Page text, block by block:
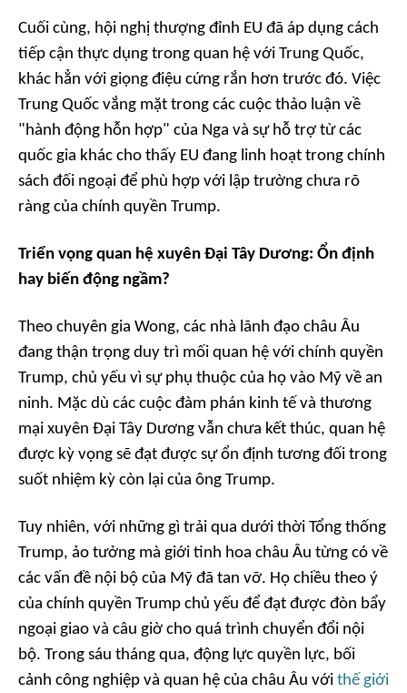
Cuối cùng, hội nghị thượng đỉnh EU đã áp dụng cách
tiếp cận thực dụng trong quan hệ với Trung Quốc,
khác hẳn với giọng điệu cứng rắn hơn trước đó. Việc
Trung Quốc vắng mặt trong các cuộc thảo luận về
"hành động hỗn hợp" của Nga và sự hỗ trợ từ các
quốc gia khác cho thấy EU đang linh hoạt trong chính
sách đối ngoại để phù hợp với lập trường chưa rõ
ràng của chính quyền Trump.
Triển vọng quan hệ xuyên Đại Tây Dương: Ổn định
hay biến động ngầm?
Theo chuyên gia Wong, các nhà lãnh đạo châu Âu
đang thận trọng duy trì mối quan hệ với chính quyền
Trump, chủ yếu vì sự phụ thuộc của họ vào Mỹ về an
ninh. Mặc dù các cuộc đàm phán kinh tế và thương
mại xuyên Đại Tây Dương vẫn chưa kết thúc, quan hệ
được kỳ vọng sẽ đạt được sự ổn định tương đối trong
suốt nhiệm kỳ còn lại của ông Trump.
Tuy nhiên, với những gì trải qua dưới thời Tổng thống
Trump, ảo tưởng mà giới tinh hoa châu Âu từng có về
các vấn đề nội bộ của Mỹ đã tan vỡ. Họ chiều theo ý
của chính quyền Trump chủ yếu để đạt được đòn bẩy
ngoại giao và câu giờ cho quá trình chuyển đổi nội
bộ. Trong sáu tháng qua, động lực quyền lực, bối
cảnh công nghiệp và quan hệ của châu Âu với thế giới